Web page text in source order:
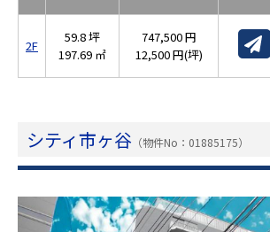
2F
59.8 坪
197.69 ㎡
747,500 円
12,500 円(坪)
シティ市ヶ谷 （物件No：01885175）